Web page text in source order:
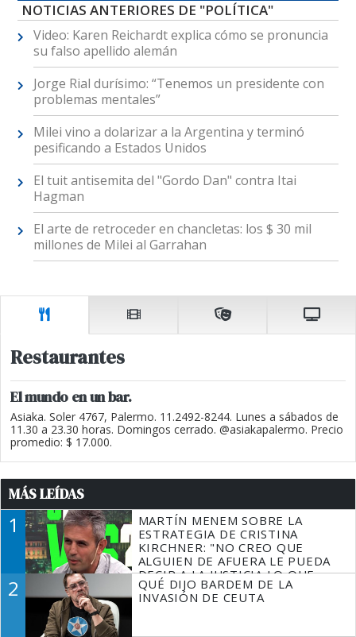
NOTICIAS ANTERIORES DE "POLÍTICA"
Video: Karen Reichardt explica cómo se pronuncia
su falso apellido alemán
Jorge Rial durísimo: “Tenemos un presidente con
problemas mentales”
Milei vino a dolarizar a la Argentina y terminó
pesificando a Estados Unidos
El tuit antisemita del "Gordo Dan" contra Itai
Hagman
El arte de retroceder en chancletas: los $ 30 mil
millones de Milei al Garrahan
Restaurantes
El mundo en un bar.
Asiaka. Soler 4767, Palermo. 11.2492-8244. Lunes a sábados de
11.30 a 23.30 horas. Domingos cerrado. @asiakapalermo. Precio
promedio: $ 17.000.
MÁS LEÍDAS
1
MARTÍN MENEM SOBRE LA
ESTRATEGIA DE CRISTINA
KIRCHNER: "NO CREO QUE
ALGUIEN DE AFUERA LE PUEDA
DECIR A LA JUSTICIA LO QUE
TIENE QUE HACER"
2
QUÉ DIJO BARDEM DE LA
INVASIÓN DE CEUTA